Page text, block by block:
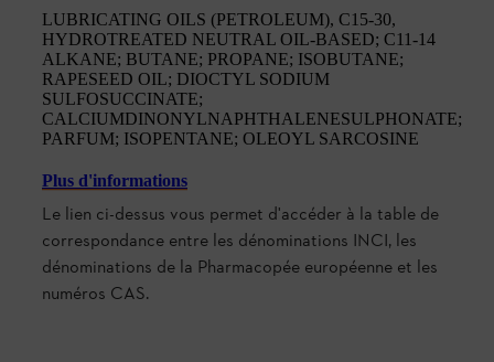
LUBRICATING OILS (PETROLEUM), C15-30,
HYDROTREATED NEUTRAL OIL-BASED; C11-14
ALKANE; BUTANE; PROPANE; ISOBUTANE;
RAPESEED OIL; DIOCTYL SODIUM
SULFOSUCCINATE;
CALCIUMDINONYLNAPHTHALENESULPHONATE;
PARFUM; ISOPENTANE; OLEOYL SARCOSINE
Plus d'informations
Le lien ci-dessus vous permet d'accéder à la table de
correspondance entre les dénominations INCI, les
dénominations de la Pharmacopée européenne et les
numéros CAS.